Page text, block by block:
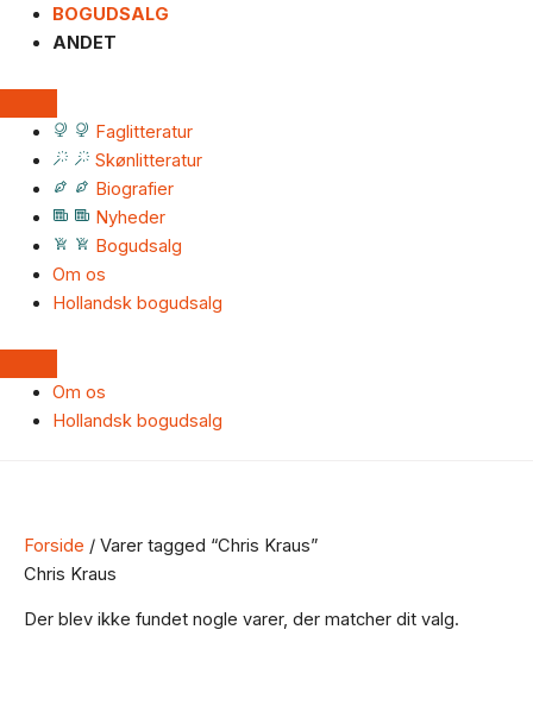
BOGUDSALG
ANDET
Faglitteratur
Skønlitteratur
Biografier
Nyheder
Bogudsalg
Om os
Hollandsk bogudsalg
Om os
Hollandsk bogudsalg
Forside / Varer tagged “Chris Kraus”
Chris Kraus
Der blev ikke fundet nogle varer, der matcher dit valg.